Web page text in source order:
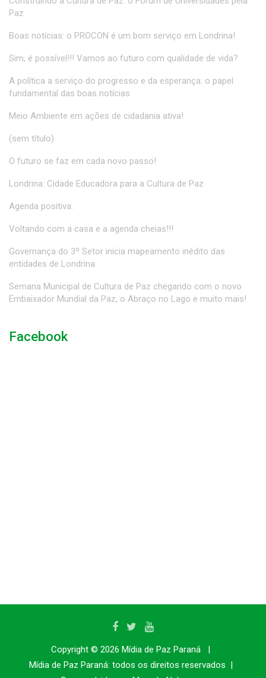
Paz
Boas notícias: o PROCON é um bom serviço em Londrina!
Sim, é possível!!! Vamos ao futuro com qualidade de vida?
A política a serviço do progresso e da esperança: o papel
fundamental das boas notícias
Meio Ambiente em ações de cidadania ativa!
(sem título)
O futuro se faz em cada novo passo!
Londrina: Cidade Educadora para a Cultura de Paz
Agenda positiva:
Voltando com a casa e a agenda cheias!!!
Governança do 3º Setor inicia mapeamento inédito das
entidades de Londrina
Semana Municipal de Cultura de Paz chegando com o novo
Embaixador Mundial da Paz, o Abraço no Lago e muito mais!
Facebook
Copyright © 2026 Mídia de Paz Paraná
Mídia de Paz Paraná: todos os direitos reservados